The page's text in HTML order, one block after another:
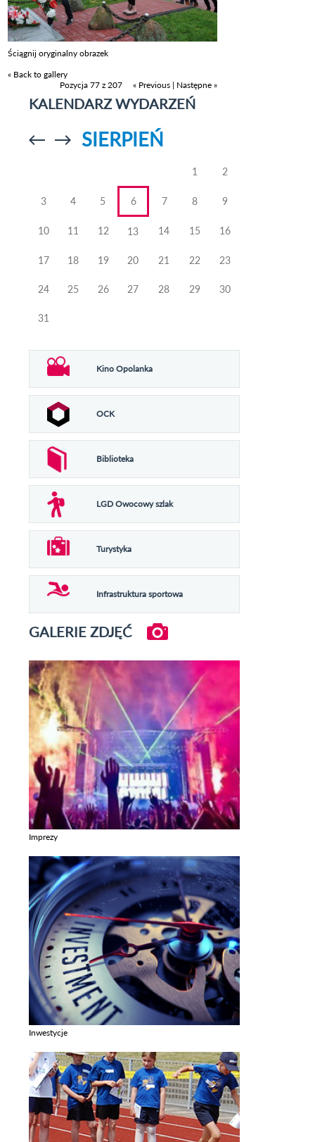
Ściągnij oryginalny obrazek
« Back to gallery
Pozycja 77 z 207
« Previous | Następne »
KALENDARZ WYDARZEŃ
Przejdź doPrzejdź do
SIERPIEŃ
1 2
3 4 5 6 7 8 9
10 11 12 13 14 15 16
17 18 19 20 21 22 23
24 25 26 27 28 29 30
31
Kino Opolanka
OCK
Biblioteka
LGD Owocowy szlak
Turystyka
Infrastruktura sportowa
GALERIE ZDJĘĆ
Imprezy
Inwestycje